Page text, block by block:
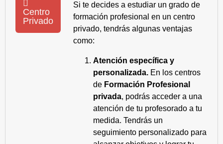
Centro
Privado
Si te decides a estudiar un grado de
formación profesional en un centro
privado, tendrás algunas ventajas
como:
Atención específica y
personalizada. En los centros
de Formación Profesional
privada, podrás acceder a una
atención de tu profesorado a tu
medida. Tendrás un
seguimiento personalizado para